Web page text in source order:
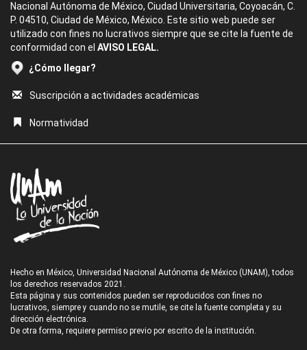
Nacional Autónoma de México, Ciudad Universitaria, Coyoacán, C.
P. 04510, Ciudad de México, México. Este sitio web puede ser
utilizado con fines no lucrativos siempre que se cite la fuente de
conformidad con el AVISO LEGAL.
¿Cómo llegar?
Suscripción a actividades académicas
Normatividad
Hecho en México, Universidad Nacional Autónoma de México (UNAM), todos
los derechos reservados 2021.
Esta página y sus contenidos pueden ser reproducidos con fines no
lucrativos, siempre y cuando no se mutile, se cite la fuente completa y su
dirección electrónica.
De otra forma, requiere permiso previo por escrito de la institución.